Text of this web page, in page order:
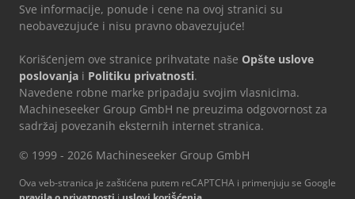
Sve informacije, ponude i cene na ovoj stranici su
neobavezujuće i nisu pravno obavezujuće!
Korišćenjem ove stranice prihvatate naše Opšte uslove
poslovanja i Politiku privatnosti.
Navedene robne marke pripadaju svojim vlasnicima.
Machineseeker Group GmbH ne preuzima odgovornost za
sadržaj povezanih eksternih internet stranica.
© 1999 - 2026 Machineseeker Group GmbH
Ova veb-stranica je zaštićena putem reCAPTCHA i primenjuju se Google